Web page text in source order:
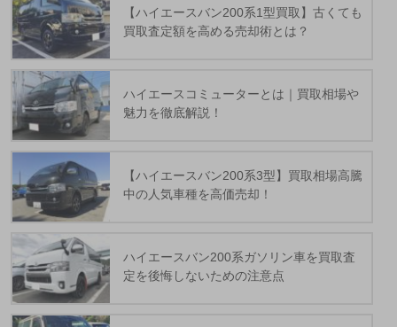
【ハイエースバン200系1型買取】古くても
買取査定額を高める売却術とは？
ハイエースコミューターとは｜買取相場や
魅力を徹底解説！
【ハイエースバン200系3型】買取相場高騰
中の人気車種を高価売却！
ハイエースバン200系ガソリン車を買取査
定を後悔しないための注意点